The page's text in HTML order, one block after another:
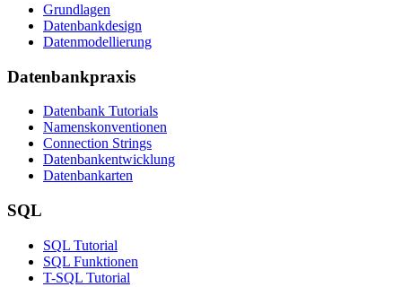
Grundlagen
Datenbankdesign
Datenmodellierung
Datenbankpraxis
Datenbank Tutorials
Namenskonventionen
Connection Strings
Datenbankentwicklung
Datenbankarten
SQL
SQL Tutorial
SQL Funktionen
T-SQL Tutorial